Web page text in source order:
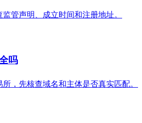
管声明、成立时间和注册地址。
吗
，先核查域名和主体是否真实匹配。